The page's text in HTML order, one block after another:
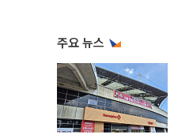
주요 뉴스